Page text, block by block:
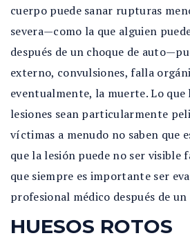
cuerpo puede sanar rupturas
severa—como la que alguien
después de un choque de
externo, convulsiones, falla
eventualmente, la muerte. Lo que
lesiones sean particularmente
víctimas a menudo no saben que
que la lesión puede no ser visible
que siempre es importante ser
profesional médico después de
HUESOS ROTOS